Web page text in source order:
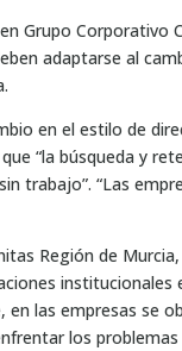
Grupo Corporativo
adaptarse al
en el estilo de
“la búsqueda y
trabajo”. “Las
Región de
institucionales
las empresas se
los